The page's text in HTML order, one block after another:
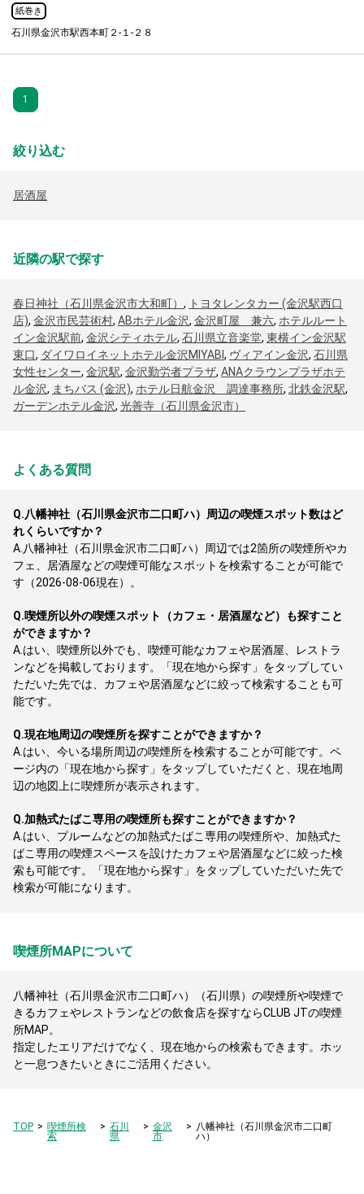
紙巻き
石川県金沢市駅西本町２-１-２８
1
絞り込む
居酒屋
近隣の駅で探す
春日神社（石川県金沢市大和町） , トヨタレンタカー (金沢駅西口
店), 金沢市民芸術村, ABホテル金沢, 金沢町屋 兼六, ホテルルート
イン金沢駅前, 金沢シティホテル, 石川県立音楽堂, 東横イン金沢駅
東口, ダイワロイネットホテル金沢MIYABI , ヴィアイン金沢, 石川県
女性センター, 金沢駅, 金沢勤労者プラザ, ANAクラウンプラザホテ
ル金沢, まちバス (金沢), ホテル日航金沢 調達事務所, 北鉄金沢駅,
ガーデンホテル金沢, 光善寺（石川県金沢市）
よくある質問
Q.八幡神社（石川県金沢市二口町ハ）周辺の喫煙スポット数はど
れくらいですか？
A. 八幡神社（石川県金沢市二口町ハ）周辺では2箇所の喫煙所やカ
フェ、居酒屋などの喫煙可能なスポットを検索することが可能で
す（2026-08-06現在）。
Q.喫煙所以外の喫煙スポット（カフェ・居酒屋など）も探すこと
ができますか？
A. はい、喫煙所以外でも、喫煙可能なカフェや居酒屋、レストラ
ンなどを掲載しております。「現在地から探す」をタップしてい
ただいた先では、カフェや居酒屋などに絞って検索することも可
能です。
Q.現在地周辺の喫煙所を探すことができますか？
A. はい、今いる場所周辺の喫煙所を検索することが可能です。ペ
ージ内の「現在地から探す」をタップしていただくと、現在地周
辺の地図上に喫煙所が表示されます。
Q.加熱式たばこ専用の喫煙所も探すことができますか？
A. はい、プルームなどの加熱式たばこ専用の喫煙所や、加熱式た
ばこ専用の喫煙スペースを設けたカフェや居酒屋などに絞った検
索も可能です。「現在地から探す」をタップしていただいた先で
検索が可能になります。
喫煙所MAPについて
八幡神社（石川県金沢市二口町ハ）（石川県）の喫煙所や喫煙で
きるカフェやレストランなどの飲食店を探すならCLUB JTの喫煙
所MAP。
指定したエリアだけでなく、現在地からの検索もできます。ホッ
と一息つきたいときにご活用ください。
TOP
喫煙所検
索
石川
県
金沢
市
八幡神社（石川県金沢市二口町
ハ）